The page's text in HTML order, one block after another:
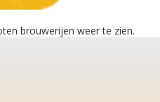
brouwerijen weer te zien.